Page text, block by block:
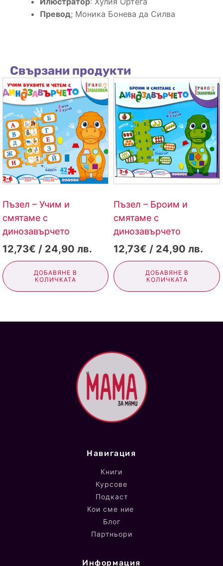
Превод; Моника Бонева да Силва
Свързани продукти
Пъзел – Учим и
смятаме с
динозавърчето
12,73€ / 24,90 лв.
ДОБАВЯНЕ В
КОЛИЧКАТА
Пъзел – Броим и
смятаме с
динозавърчето
12,73€ / 24,90 лв.
ДОБАВЯНЕ В
КОЛИЧКАТА
Навигация
Книги
Курсове
Подкаст
Кои сме ние
Блог
Партньори
Информация